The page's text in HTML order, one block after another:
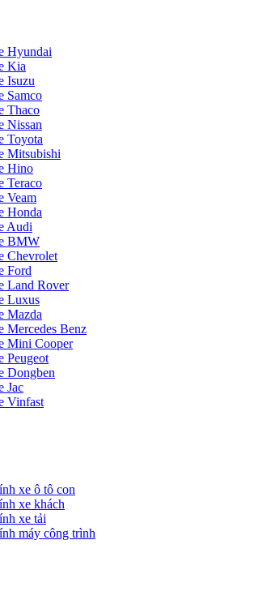
Hyundai
Kia
Isuzu
Samco
Thaco
Nissan
Toyota
Mitsubishi
Hino
Teraco
Veam
Honda
Audi
BMW
Chevrolet
Ford
Land Rover
Luxus
Mazda
Mercedes Benz
Mini Cooper
Peugeot
Dongben
Jac
Vinfast
xe ô tô con
xe khách
xe tải
máy công trình